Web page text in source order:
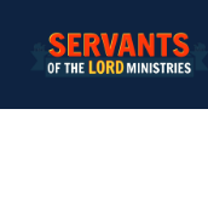
Inhalt
springen